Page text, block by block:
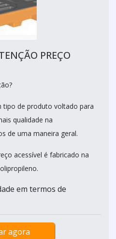
PREÇO
tipo de produto voltado para
qualidade na
de uma maneira geral.
acessível é fabricado na
em termos de
agora